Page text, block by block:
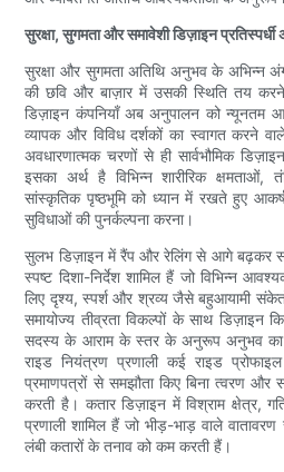
सुरक्षा, सुगमता और समावेशी डिज़ाइन
सुरक्षा और सुगमता अतिथि अनुभव के
की छवि और बाज़ार में उसकी स्थिति तय
डिज़ाइन कंपनियाँ अब अनुपालन को न्यूनतम
व्यापक और विविध दर्शकों का स्वागत करने
अवधारणात्मक चरणों से ही सार्वभौमिक
इसका अर्थ है विभिन्न शारीरिक क्षमताओं,
सांस्कृतिक पृष्ठभूमि को ध्यान में रखते हुए
सुविधाओं की पुनर्कल्पना करना।
सुलभ डिज़ाइन में रैंप और रेलिंग से आगे बढ़कर
स्पष्ट दिशा-निर्देश शामिल हैं जो विभिन्न
लिए दृश्य, स्पर्श और श्रव्य जैसे बहुआयामी
समायोज्य तीव्रता विकल्पों के साथ डिज़ाइन
सदस्य के आराम के स्तर के अनुरूप अनुभव
राइड नियंत्रण प्रणाली कई राइड
प्रमाणपत्रों से समझौता किए बिना त्वरण और
करती है। कतार डिज़ाइन में विश्राम क्षेत्र,
प्रणाली शामिल हैं जो भीड़-भाड़ वाले
लंबी कतारों के तनाव को कम करती हैं।